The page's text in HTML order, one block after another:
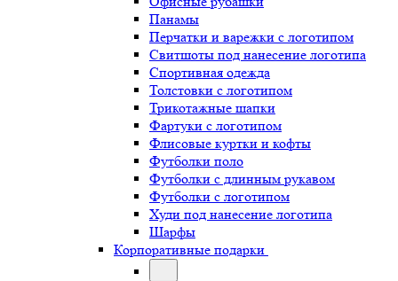
Панамы
Перчатки и варежки с логотипом
Свитшоты под нанесение логотипа
Спортивная одежда
Толстовки с логотипом
Трикотажные шапки
Фартуки с логотипом
Флисовые куртки и кофты
Футболки поло
Футболки с длинным рукавом
Футболки с логотипом
Худи под нанесение логотипа
Шарфы
Корпоративные подарки